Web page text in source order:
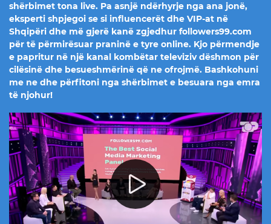
shërbimet tona live. Pa asnjë ndërhyrje nga ana jonë,
eksperti shpjegoi se si influencerët dhe VIP-at në
Shqipëri dhe më gjerë kanë zgjedhur followers99.com
për të përmirësuar praninë e tyre online. Kjo përmendje
e papritur në një kanal kombëtar televiziv dëshmon për
cilësinë dhe besueshmërinë që ne ofrojmë. Bashkohuni
me ne dhe përfitoni nga shërbimet e besuara nga emra
të njohur!